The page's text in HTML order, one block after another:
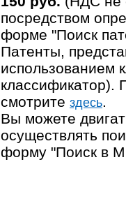
посредством
форме "Поиск
Патенты,
использованием
классификатор).
смотрите здесь.
Вы можете
осуществлять
форму "Поиск в